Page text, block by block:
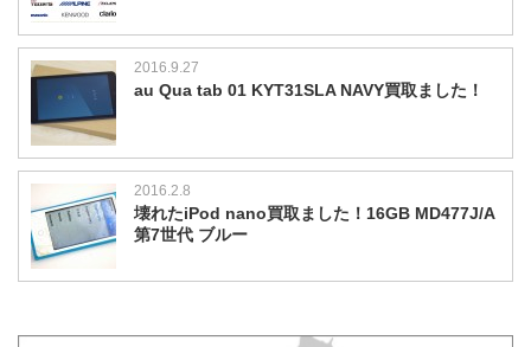
2016.9.27
au Qua tab 01 KYT31SLA NAVY買取ました！
2016.2.8
壊れたiPod nano買取ました！16GB MD477J/A
第7世代 ブルー